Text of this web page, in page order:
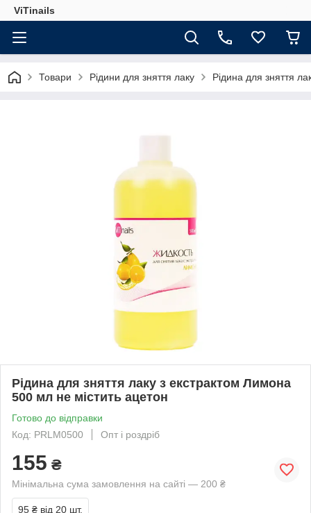
ViTinails
Товари Рідини для зняття лаку Рідина для зняття
Рідина для зняття лаку з екстрактом Лимона
500 мл не містить ацетон
Готово до відправки
Код: PRLM0500
Опт і роздріб
155 ₴
Мінімальна сума замовлення на сайті — 200 ₴
95 ₴ від 20 шт.